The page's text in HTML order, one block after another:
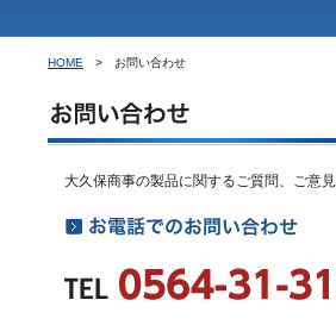
HOME > お問い合わせ
大久保商事の製品に関するご質問、ご意